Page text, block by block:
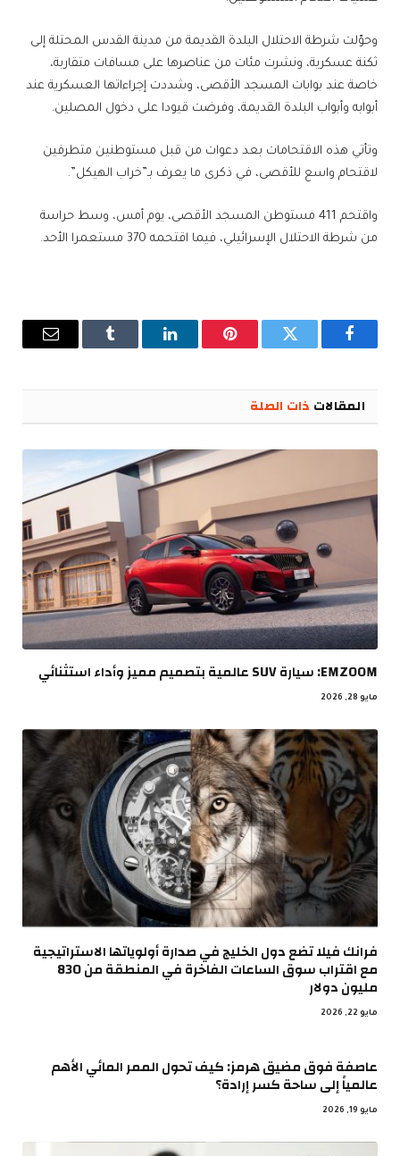
وحوّلت شرطة الاحتلال البلدة القديمة من مدينة القدس المحتلة إلى
ثكنة عسكرية، ونشرت مئات من عناصرها على مسافات متقاربة،
خاصة عند بوابات المسجد الأقصى، وشددت إجراءاتها العسكرية عند
أبوابه وأبواب البلدة القديمة، وفرضت قيودا على دخول المصلين.
وتأتي هذه الاقتحامات بعد دعوات من قبل مستوطنين متطرفين
لاقتحام واسع للأقصى، في ذكرى ما يعرف بـ”خراب الهيكل”.
واقتحم 411 مستوطن المسجد الأقصى، يوم أمس، وسط حراسة
من شرطة الاحتلال الإسرائيلي، فيما اقتحمه 370 مستعمرا الأحد.
فيسبوك تويتر بينتيريستلينكدإن Tumblr
البريد
المقالات ذات الصلة
EMZOOM: سيارة SUV عالمية بتصميم مميز وأداء استثنائي
مايو 28, 2026
فرانك فيلا تضع دول الخليج في صدارة أولوياتها الاستراتيجية
مع اقتراب سوق الساعات الفاخرة في المنطقة من 830
مليون دولار
مايو 22, 2026
عاصفة فوق مضيق هرمز: كيف تحول الممر المائي الأهم
عالمياً إلى ساحة كسر إرادة؟
مايو 19, 2026